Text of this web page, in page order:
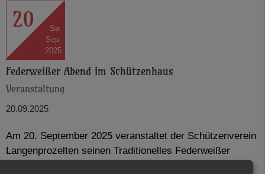
20
Sa.
Sep.
2025
Federweißer Abend im Schützenhaus
Veranstaltung
20.09.2025
Am 20. September 2025 veranstaltet der Schützenverein
Langenprozelten seinen Traditionelles Federweißer